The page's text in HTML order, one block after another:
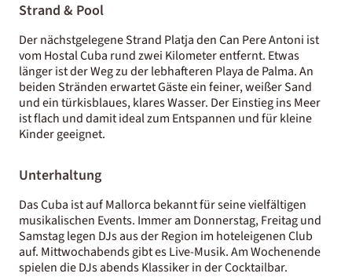
Strand & Pool
Der nächstgelegene Strand Platja den Can Pere Antoni ist
vom Hostal Cuba rund zwei Kilometer entfernt. Etwas
länger ist der Weg zu der lebhafteren Playa de Palma. An
beiden Stränden erwartet Gäste ein feiner, weißer Sand
und ein türkisblaues, klares Wasser. Der Einstieg ins Meer
ist flach und damit ideal zum Entspannen und für kleine
Kinder geeignet.
Unterhaltung
Das Cuba ist auf Mallorca bekannt für seine vielfältigen
musikalischen Events. Immer am Donnerstag, Freitag und
Samstag legen DJs aus der Region im hoteleigenen Club
auf. Mittwochabends gibt es Live-Musik. Am Wochenende
spielen die DJs abends Klassiker in der Cocktailbar.